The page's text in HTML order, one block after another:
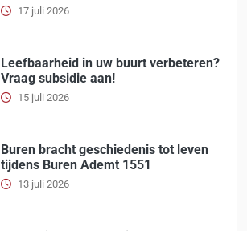
17 juli 2026
Leefbaarheid in uw buurt verbeteren?
Vraag subsidie aan!
15 juli 2026
Buren bracht geschiedenis tot leven
tijdens Buren Ademt 1551
13 juli 2026